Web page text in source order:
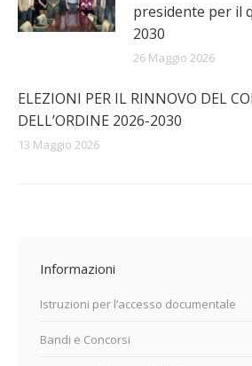
presidente per il
2030
26 Maggio 2026
ELEZIONI PER IL RINNOVO DEL
DELL’ORDINE 2026-2030
13 Maggio 2026
Informazioni
Istruzioni per l’accesso documentale
Bandi e Concorsi